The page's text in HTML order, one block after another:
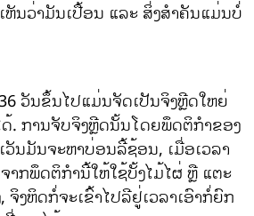
ຫັນວ່າມັນເປື້ອນ ແລະ ສິ່ງສໍາຄັນແມ່ນບໍ່
ວັນຂຶ້ນໄປແມ່ນຈັດເປັນຈິງຫຼີດໃຫຍ່
. ການຈັບຈິງຫຼີດນັ້ນໂດຍພຶດຕິກໍາຂອງ
ວັນມັນຈະຫາບ່ອນລີ້ຊ້ອນ, ເມື່ອເວລາ
າກພຶດຕິກໍານີ້ໃຫ້ໃຊ້ບັ້ງໄມ້ໄຜ່ ຫຼື ແຕະ
ຈິງຫິດກໍ່ຈະເຂົ້າໄປລີຢູ່ເວລາເອົາກໍ່ຍົກ